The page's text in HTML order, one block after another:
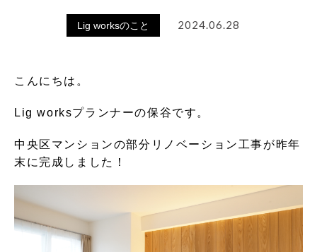
Lig worksのこと 2024.06.28
こんにちは。
Lig worksプランナーの保谷です。
中央区マンションの部分リノベーション工事が昨年
末に完成しました！